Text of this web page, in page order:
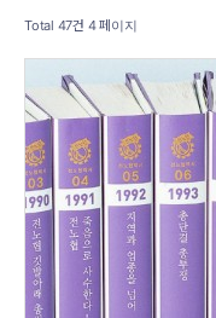
Total 47건 4 페이지